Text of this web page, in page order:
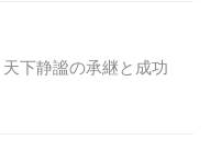
天下静謐の承継と成功